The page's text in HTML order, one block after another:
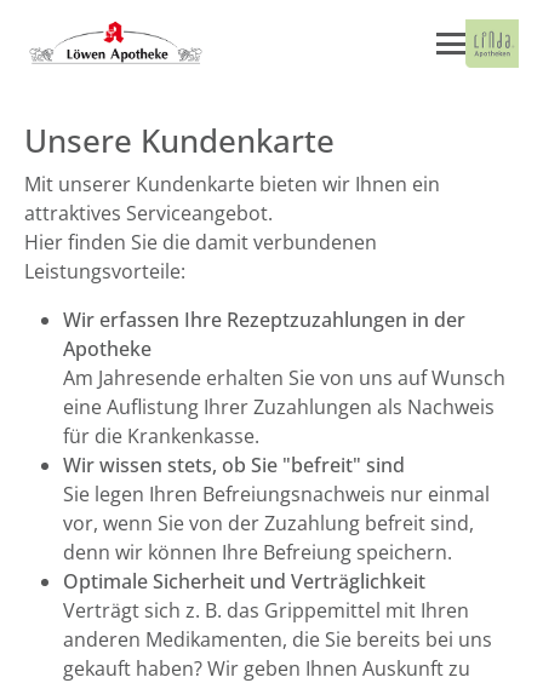
Unsere Kundenkarte
Mit unserer Kundenkarte bieten wir Ihnen ein
attraktives Serviceangebot.
Hier finden Sie die damit verbundenen
Leistungsvorteile:
Wir erfassen Ihre Rezeptzuzahlungen in der
Apotheke
Am Jahresende erhalten Sie von uns auf Wunsch
eine Auflistung Ihrer Zuzahlungen als Nachweis
für die Krankenkasse.
Wir wissen stets, ob Sie "befreit" sind
Sie legen Ihren Befreiungsnachweis nur einmal
vor, wenn Sie von der Zuzahlung befreit sind,
denn wir können Ihre Befreiung speichern.
Optimale Sicherheit und Verträglichkeit
Verträgt sich z. B. das Grippemittel mit Ihren
anderen Medikamenten, die Sie bereits bei uns
gekauft haben? Wir geben Ihnen Auskunft zu